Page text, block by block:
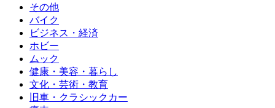
その他
バイク
ビジネス・経済
ホビー
ムック
健康・美容・暮らし
文化・芸術・教育
旧車・クラシックカー